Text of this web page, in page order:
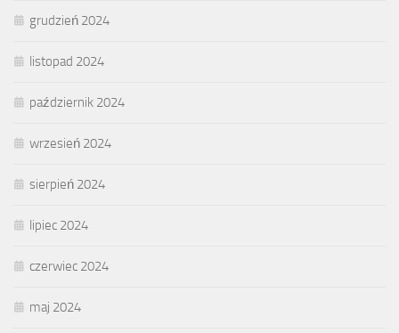
grudzień 2024
listopad 2024
październik 2024
wrzesień 2024
sierpień 2024
lipiec 2024
czerwiec 2024
maj 2024